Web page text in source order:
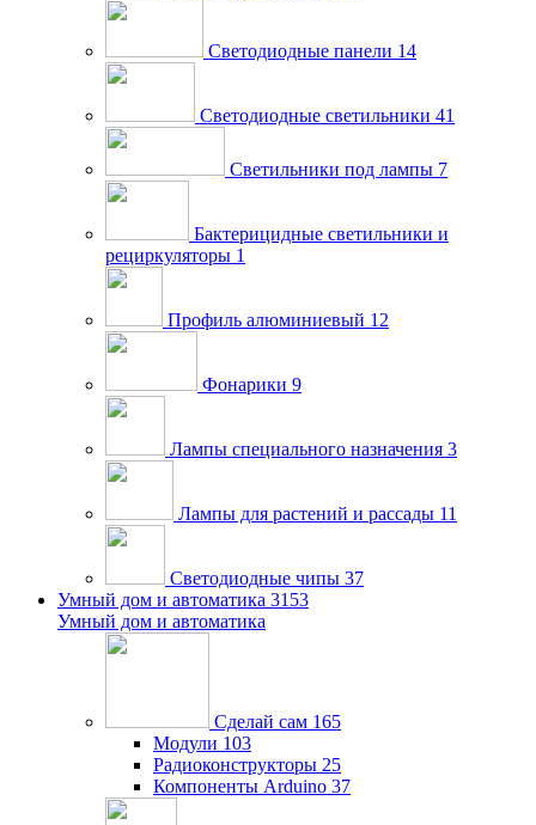
Светодиодные панели 14
Светодиодные светильники 41
Светильники под лампы 7
Бактерицидные светильники и
рециркуляторы 1
Профиль алюминиевый 12
Фонарики 9
Лампы специального назначения 3
Лампы для растений и рассады 11
Светодиодные чипы 37
Умный дом и автоматика 3153
Умный дом и автоматика
Сделай сам 165
Модули 103
Радиоконструкторы 25
Компоненты Arduino 37